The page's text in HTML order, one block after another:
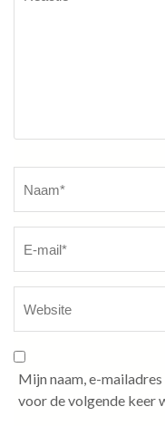
Mijn naam, e-
voor de volgende keer